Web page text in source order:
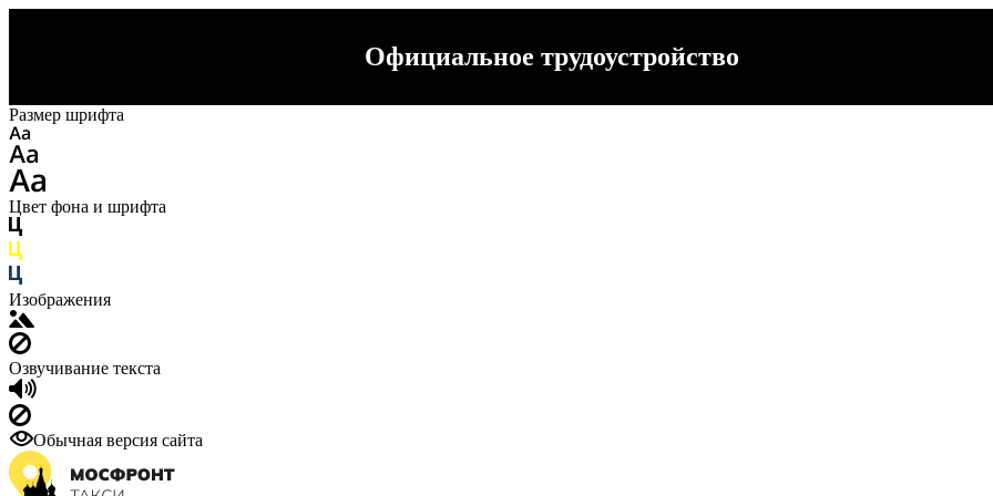
Официальное трудоустройство
Размер шрифта
Цвет фона и шрифта
Изображения
Озвучивание текста
Обычная версия сайта